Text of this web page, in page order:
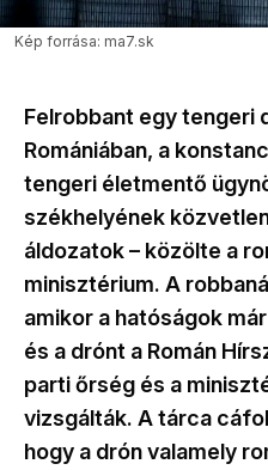
Kép forrása: ma7.sk
Felrobbant egy tengeri
Romániában, a
tengeri életmentő
székhelyének
áldozatok – közölte a
minisztérium. A
amikor a hatóságok
és a drónt a Román
parti őrség és a
vizsgálták. A tárca
hogy a drón valamely